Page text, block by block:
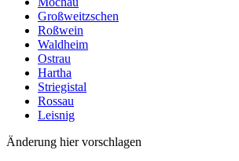
Großweitzschen
Roßwein
Waldheim
Ostrau
Hartha
Striegistal
Rossau
Leisnig
Änderung hier vorschlagen